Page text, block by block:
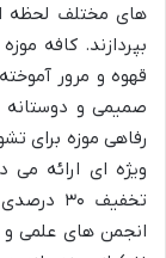
های مختلف لحظه
بپردازند. کافه
قهوه و مرور
صمیمی و دوستانه
رفاهی موزه برای
ویژه ای ارائه می
تخفیف